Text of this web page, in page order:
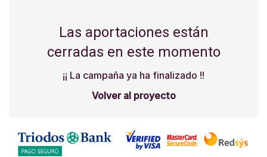
Las aportaciones están
cerradas en este momento
¡¡ La campaña ya ha finalizado !!
Volver al proyecto